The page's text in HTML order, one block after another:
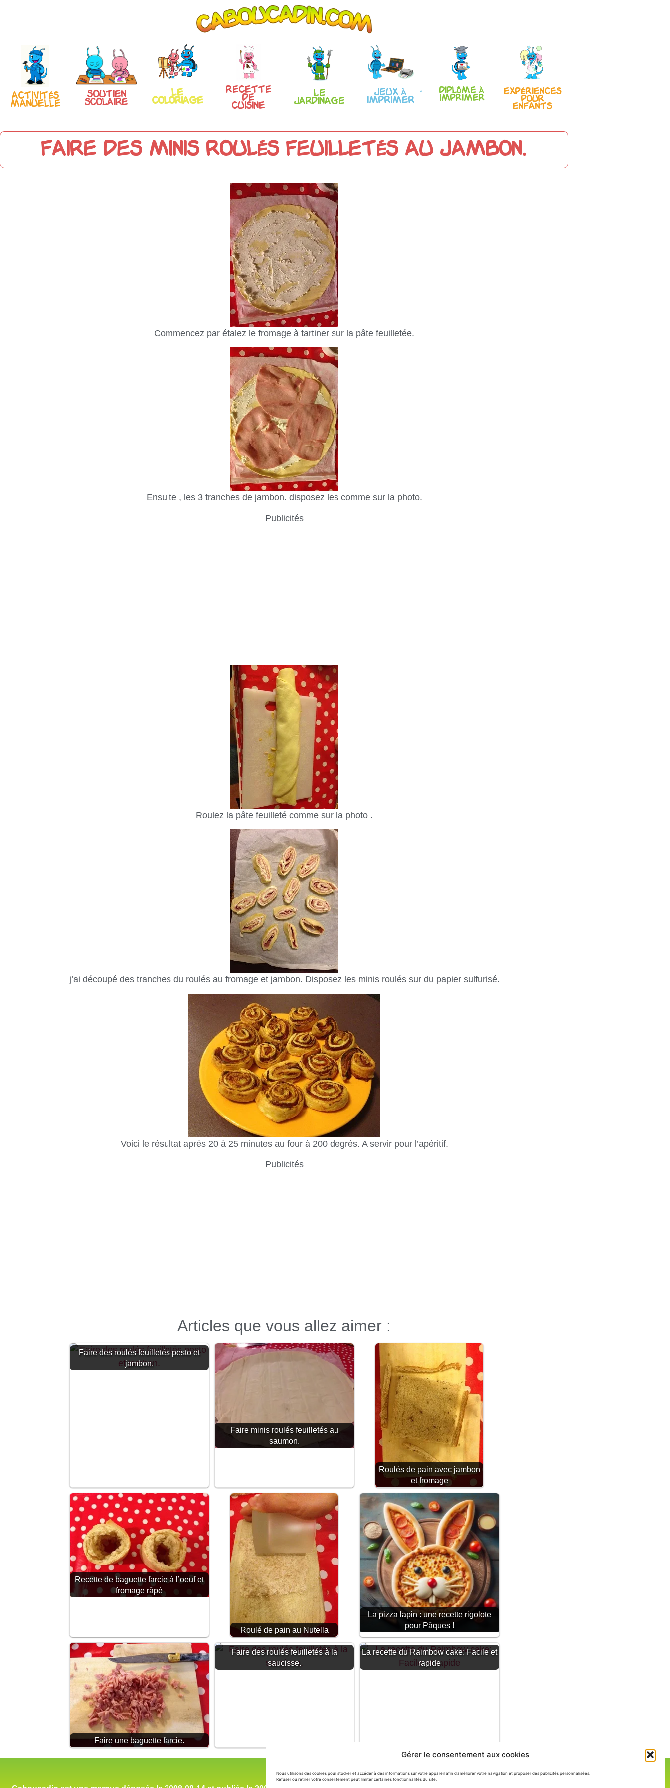
Gérer le consentement aux cookies
Nous utilisons des cookies pour stocker et accéder à des informations sur votre appareil afin d’améliorer votre navigation et proposer des publicités personnalisées.
Refuser ou retirer votre consentement peut limiter certaines fonctionnalités du site.
Activités
manuelle
Soutien
scolaire
Le
coloriage
Recette
de
Cuisine
Le
Jardinage
Jeux à
imprimer
Diplôme à
imprimer
Expériences
pour
enfants
Faire des minis roulés feuilletés au jambon.
Commencez par étalez le fromage à tartiner sur la pâte feuilletée.
Ensuite , les 3 tranches de jambon. disposez les comme sur la photo.
Publicités
Roulez la pâte feuilleté comme sur la photo .
j’ai découpé des tranches du roulés au fromage et jambon. Disposez les minis roulés sur du papier sulfurisé.
Voici le résultat aprés 20 à 25 minutes au four à 200 degrés. A servir pour l’apéritif.
Publicités
Articles que vous allez aimer :
Faire des roulés feuilletés pesto et
jambon.
Faire minis roulés feuilletés au
saumon.
Roulés de pain avec jambon
et fromage
Recette de baguette farcie à l’oeuf et
fromage râpé
Roulé de pain au Nutella
La pizza lapin : une recette rigolote
pour Pâques !
Faire une baguette farcie.
Faire des roulés feuilletés à la
saucisse.
La recette du Raimbow cake: Facile et
rapide